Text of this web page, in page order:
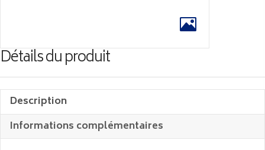
Détails du produit
Description
Informations complémentaires